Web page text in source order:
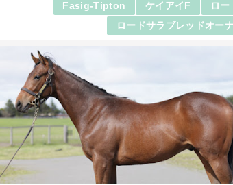
Fasig-Tipton ケイアイF
ロー
ロードサラブレッドオー